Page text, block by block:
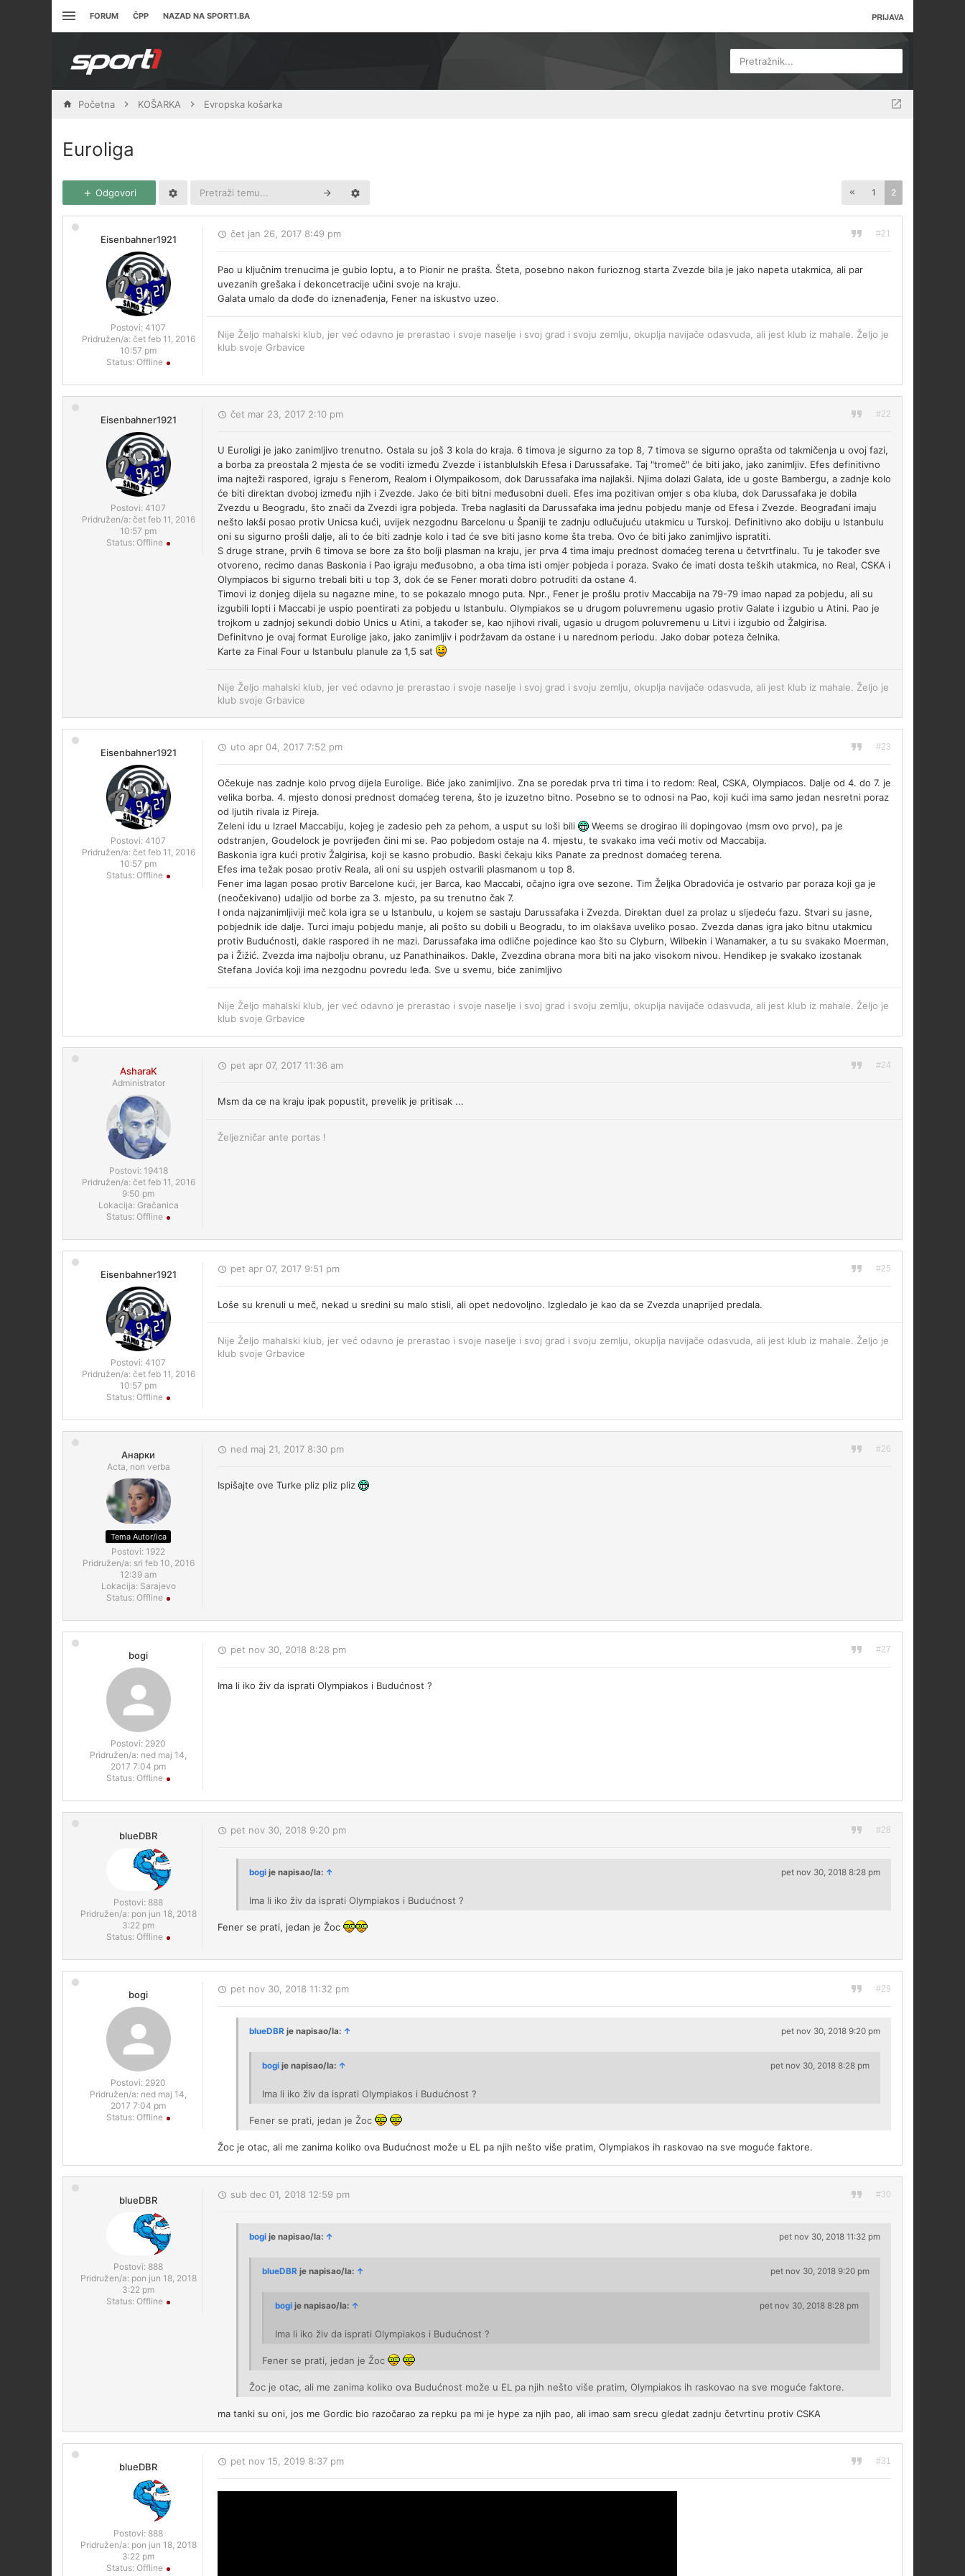
FORUM ČPP NAZAD NA SPORT1.BA PRIJAVA
Pretražnik...
Početna KOŠARKA Evropska košarka
Euroliga
Odgovori 1 2
Eisenbahner1921
Postovi: 4107
Pridružen/a: čet feb 11, 2016
10:57 pm
Status: Offline
#21
čet jan 26, 2017 8:49 pm
Pao u ključnim trenucima je gubio loptu, a to Pionir ne prašta. Šteta, posebno nakon furioznog starta Zvezde bila je jako napeta utakmica, ali par
uvezanih grešaka i dekoncetracije učini svoje na kraju.
Galata umalo da dođe do iznenađenja, Fener na iskustvo uzeo.
Nije Željo mahalski klub, jer već odavno je prerastao i svoje naselje i svoj grad i svoju zemlju, okuplja navijače odasvuda, ali jest klub iz mahale. Željo je
klub svoje Grbavice
Eisenbahner1921
Postovi: 4107
Pridružen/a: čet feb 11, 2016
10:57 pm
Status: Offline
#22
čet mar 23, 2017 2:10 pm
U Euroligi je jako zanimljivo trenutno. Ostala su još 3 kola do kraja. 6 timova je sigurno za top 8, 7 timova se sigurno oprašta od takmičenja u ovoj fazi,
a borba za preostala 2 mjesta će se voditi između Zvezde i istanblulskih Efesa i Darussafake. Taj "tromeč" će biti jako, jako zanimljiv. Efes definitivno
ima najteži raspored, igraju s Fenerom, Realom i Olympaikosom, dok Darussafaka ima najlakši. Njima dolazi Galata, ide u goste Bambergu, a zadnje kolo
će biti direktan dvoboj između njih i Zvezde. Jako će biti bitni međusobni dueli. Efes ima pozitivan omjer s oba kluba, dok Darussafaka je dobila
Zvezdu u Beogradu, što znači da Zvezdi igra pobjeda. Treba naglasiti da Darussafaka ima jednu pobjedu manje od Efesa i Zvezde. Beograđani imaju
nešto lakši posao protiv Unicsa kući, uvijek nezgodnu Barcelonu u Španiji te zadnju odlučujuću utakmicu u Turskoj. Definitivno ako dobiju u Istanbulu
oni su sigurno prošli dalje, ali to će biti zadnje kolo i tad će sve biti jasno kome šta treba. Ovo će biti jako zanimljivo ispratiti.
S druge strane, prvih 6 timova se bore za što bolji plasman na kraju, jer prva 4 tima imaju prednost domaćeg terena u četvrtfinalu. Tu je također sve
otvoreno, recimo danas Baskonia i Pao igraju međusobno, a oba tima isti omjer pobjeda i poraza. Svako će imati dosta teških utakmica, no Real, CSKA i
Olympiacos bi sigurno trebali biti u top 3, dok će se Fener morati dobro potruditi da ostane 4.
Timovi iz donjeg dijela su nagazne mine, to se pokazalo mnogo puta. Npr., Fener je prošlu protiv Maccabija na 79-79 imao napad za pobjedu, ali su
izgubili lopti i Maccabi je uspio poentirati za pobjedu u Istanbulu. Olympiakos se u drugom poluvremenu ugasio protiv Galate i izgubio u Atini. Pao je
trojkom u zadnjoj sekundi dobio Unics u Atini, a također se, kao njihovi rivali, ugasio u drugom poluvremenu u Litvi i izgubio od Žalgirisa.
Definitvno je ovaj format Eurolige jako, jako zanimljiv i podržavam da ostane i u narednom periodu. Jako dobar poteza čelnika.
Karte za Final Four u Istanbulu planule za 1,5 sat
Nije Željo mahalski klub, jer već odavno je prerastao i svoje naselje i svoj grad i svoju zemlju, okuplja navijače odasvuda, ali jest klub iz mahale. Željo je
klub svoje Grbavice
Eisenbahner1921
Postovi: 4107
Pridružen/a: čet feb 11, 2016
10:57 pm
Status: Offline
#23
uto apr 04, 2017 7:52 pm
Očekuje nas zadnje kolo prvog dijela Eurolige. Biće jako zanimljivo. Zna se poredak prva tri tima i to redom: Real, CSKA, Olympiacos. Dalje od 4. do 7. je
velika borba. 4. mjesto donosi prednost domaćeg terena, što je izuzetno bitno. Posebno se to odnosi na Pao, koji kući ima samo jedan nesretni poraz
od ljutih rivala iz Pireja.
Zeleni idu u Izrael Maccabiju, kojeg je zadesio peh za pehom, a usput su loši bili
Weems se drogirao ili dopingovao (msm ovo prvo), pa je
odstranjen, Goudelock je povrijeđen čini mi se. Pao pobjedom ostaje na 4. mjestu, te svakako ima veći motiv od Maccabija.
Baskonia igra kući protiv Žalgirisa, koji se kasno probudio. Baski čekaju kiks Panate za prednost domaćeg terena.
Efes ima težak posao protiv Reala, ali oni su uspjeh ostvarili plasmanom u top 8.
Fener ima lagan posao protiv Barcelone kući, jer Barca, kao Maccabi, očajno igra ove sezone. Tim Željka Obradovića je ostvario par poraza koji ga je
(neočekivano) udaljio od borbe za 3. mjesto, pa su trenutno čak 7.
I onda najzanimljiviji meč kola igra se u Istanbulu, u kojem se sastaju Darussafaka i Zvezda. Direktan duel za prolaz u sljedeću fazu. Stvari su jasne,
pobjednik ide dalje. Turci imaju pobjedu manje, ali pošto su dobili u Beogradu, to im olakšava uveliko posao. Zvezda danas igra jako bitnu utakmicu
protiv Budućnosti, dakle raspored ih ne mazi. Darussafaka ima odlične pojedince kao što su Clyburn, Wilbekin i Wanamaker, a tu su svakako Moerman,
pa i Žižić. Zvezda ima najbolju obranu, uz Panathinaikos. Dakle, Zvezdina obrana mora biti na jako visokom nivou. Hendikep je svakako izostanak
Stefana Jovića koji ima nezgodnu povredu leđa. Sve u svemu, biće zanimljivo
Nije Željo mahalski klub, jer već odavno je prerastao i svoje naselje i svoj grad i svoju zemlju, okuplja navijače odasvuda, ali jest klub iz mahale. Željo je
klub svoje Grbavice
AsharaK
Administrator
Postovi: 19418
Pridružen/a: čet feb 11, 2016
9:50 pm
Lokacija:Gračanica
Status: Offline
#24
pet apr 07, 2017 11:36 am
Msm da ce na kraju ipak popustit, prevelik je pritisak ...
Željezničar ante portas !
Eisenbahner1921
Postovi: 4107
Pridružen/a: čet feb 11, 2016
10:57 pm
Status: Offline
#25
pet apr 07, 2017 9:51 pm
Loše su krenuli u meč, nekad u sredini su malo stisli, ali opet nedovoljno. Izgledalo je kao da se Zvezda unaprijed predala.
Nije Željo mahalski klub, jer već odavno je prerastao i svoje naselje i svoj grad i svoju zemlju, okuplja navijače odasvuda, ali jest klub iz mahale. Željo je
klub svoje Grbavice
Анарки
Acta, non verba
Tema Autor/ica
Postovi: 1922
Pridružen/a: sri feb 10, 2016
12:39 am
Lokacija:Sarajevo
Status: Offline
#26
ned maj 21, 2017 8:30 pm
Ispišajte ove Turke pliz pliz pliz
bogi
Postovi: 2920
Pridružen/a: ned maj 14,
2017 7:04 pm
Status: Offline
#27
pet nov 30, 2018 8:28 pm
Ima li iko živ da isprati Olympiakos i Budućnost ?
blueDBR
Postovi: 888
Pridružen/a: pon jun 18, 2018
3:22 pm
Status: Offline
#28
pet nov 30, 2018 9:20 pm
bogi je napisao/la: ↑ pet nov 30, 2018 8:28 pm
Ima li iko živ da isprati Olympiakos i Budućnost ?
Fener se prati, jedan je Žoc
bogi
Postovi: 2920
Pridružen/a: ned maj 14,
2017 7:04 pm
Status: Offline
#29
pet nov 30, 2018 11:32 pm
blueDBR je napisao/la: ↑ pet nov 30, 2018 9:20 pm
bogi je napisao/la: ↑ pet nov 30, 2018 8:28 pm
Ima li iko živ da isprati Olympiakos i Budućnost ?
Fener se prati, jedan je Žoc
Žoc je otac, ali me zanima koliko ova Budućnost može u EL pa njih nešto više pratim, Olympiakos ih raskovao na sve moguće faktore.
blueDBR
Postovi: 888
Pridružen/a: pon jun 18, 2018
3:22 pm
Status: Offline
#30
sub dec 01, 2018 12:59 pm
bogi je napisao/la: ↑ pet nov 30, 2018 11:32 pm
blueDBR je napisao/la: ↑ pet nov 30, 2018 9:20 pm
bogi je napisao/la: ↑ pet nov 30, 2018 8:28 pm
Ima li iko živ da isprati Olympiakos i Budućnost ?
Fener se prati, jedan je Žoc
Žoc je otac, ali me zanima koliko ova Budućnost može u EL pa njih nešto više pratim, Olympiakos ih raskovao na sve moguće faktore.
ma tanki su oni, jos me Gordic bio razočarao za repku pa mi je hype za njih pao, ali imao sam srecu gledat zadnju četvrtinu protiv CSKA
blueDBR
Postovi: 888
Pridružen/a: pon jun 18, 2018
3:22 pm
Status: Offline
#31
pet nov 15, 2019 8:37 pm